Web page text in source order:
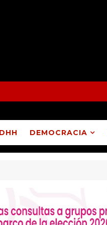
DEMOCRACIA